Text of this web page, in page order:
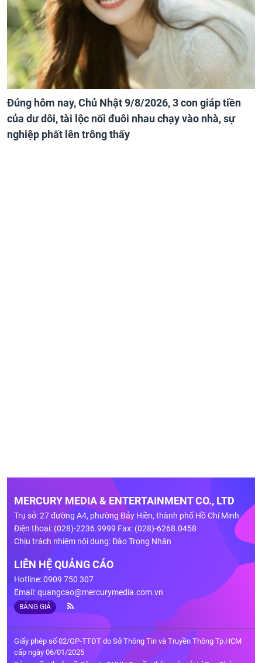
Đúng hôm nay, Chủ Nhật 9/8/2026, 3 con giáp tiền
của dư dôi, tài lộc nối đuôi nhau chạy vào nhà, sự
nghiệp phất lên trông thấy
MERCURY MEDIA & ENTERTAINMENT CO., LTD
Trụ sở: 27 đường A4, phường Bảy Hiền, thành phố Hồ Chí Minh
Điện thoại: (028)-2236.9999 Fax: (028)-6268.0458
Chịu trách nhiệm nội dung: Đào Trọng Nhân
LIÊN HỆ QUẢNG CÁO
Hotline: 0909 750 307
Email:quangcao@mercurymedia.com.vn
BẢNG GIÁ
Giấy phép số 02/GP-TTĐT do Sở Thông Tin và Truyền Thông Tp.HCM
cấp ngày 06/01/2025